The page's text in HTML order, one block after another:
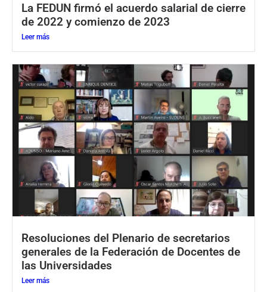
La FEDUN firmó el acuerdo salarial de cierre
de 2022 y comienzo de 2023
Leer más
Resoluciones del Plenario de secretarios
generales de la Federación de Docentes de
las Universidades
Leer más